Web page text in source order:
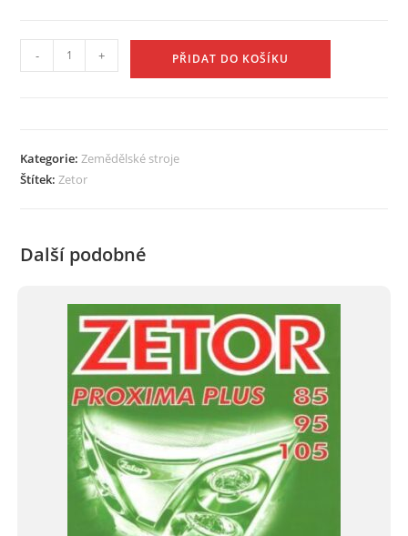
Major
Návod
k
- + PŘIDAT DO KOŠÍKU
Kategorie:Zemědělské stroje
Štítek:Zetor
Další podobné